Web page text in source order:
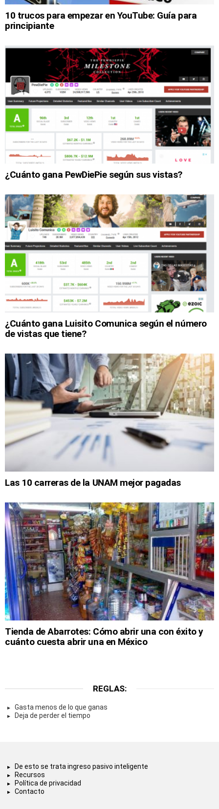
10 trucos para empezar en YouTube: Guía para
principiante
¿Cuánto gana PewDiePie según sus vistas?
¿Cuánto gana Luisito Comunica según el número
de vistas que tiene?
Las 10 carreras de la UNAM mejor pagadas
Tienda de Abarrotes: Cómo abrir una con éxito y
cuánto cuesta abrir una en México
REGLAS:
Gasta menos de lo que ganas
Deja de perder el tiempo
De esto se trata ingreso pasivo inteligente
Recursos
Política de privacidad
Contacto